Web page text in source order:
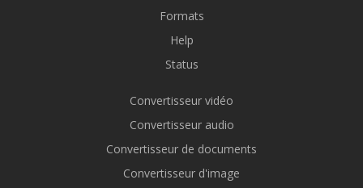
Formats
Help
Status
Convertisseur vidéo
Convertisseur audio
Convertisseur de documents
Convertisseur d'image